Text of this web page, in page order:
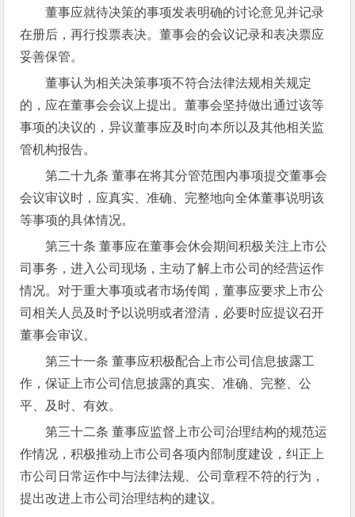
董事应就待决策的事项发表明确的讨论意见并记录
在册后，再行投票表决。董事会的会议记录和表决票应
妥善保管。
董事认为相关决策事项不符合法律法规相关规定
的，应在董事会会议上提出。董事会坚持做出通过该等
事项的决议的，异议董事应及时向本所以及其他相关监
管机构报告。
第二十九条 董事在将其分管范围内事项提交董事会
会议审议时，应真实、准确、完整地向全体董事说明该
等事项的具体情况。
第三十条 董事应在董事会休会期间积极关注上市公
司事务，进入公司现场，主动了解上市公司的经营运作
情况。对于重大事项或者市场传闻，董事应要求上市公
司相关人员及时予以说明或者澄清，必要时应提议召开
董事会审议。
第三十一条 董事应积极配合上市公司信息披露工
作，保证上市公司信息披露的真实、准确、完整、公
平、及时、有效。
第三十二条 董事应监督上市公司治理结构的规范运
作情况，积极推动上市公司各项内部制度建设，纠正上
市公司日常运作中与法律法规、公司章程不符的行为，
提出改进上市公司治理结构的建议。